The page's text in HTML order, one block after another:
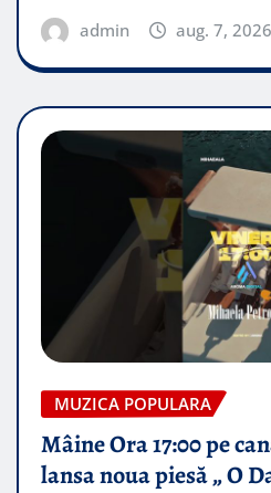
admin aug. 7, 2026
MUZICA POPULARA
Mâine Ora 17:00 pe
lansa noua piesă „ O